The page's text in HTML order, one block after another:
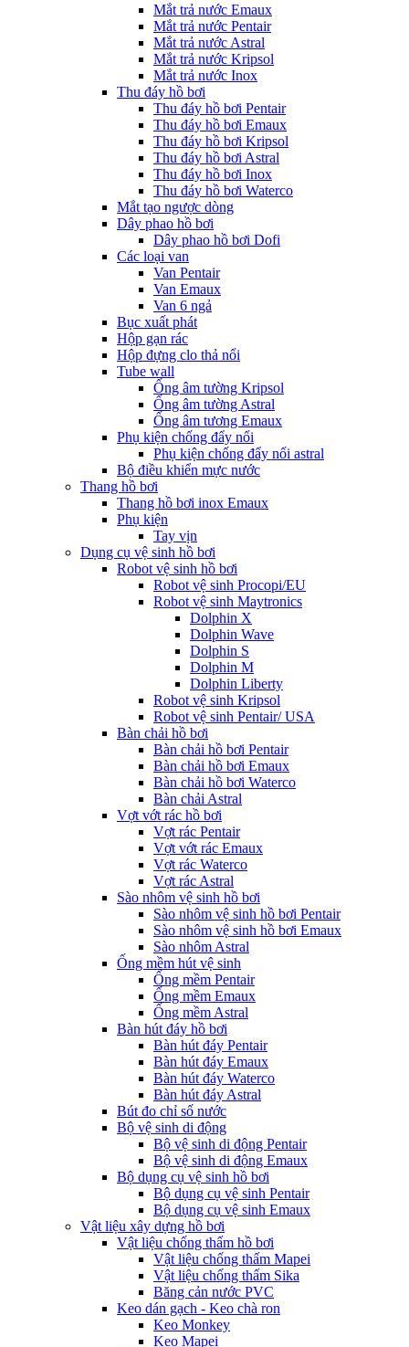
Mắt trả nước Emaux
Mắt trả nước Pentair
Mắt trả nước Astral
Mắt trả nước Kripsol
Mắt trả nước Inox
Thu đáy hồ bơi
Thu đáy hồ bơi Pentair
Thu đáy hồ bơi Emaux
Thu đáy hồ bơi Kripsol
Thu đáy hồ bơi Astral
Thu đáy hồ bơi Inox
Thu đáy hồ bơi Waterco
Mắt tạo ngược dòng
Dây phao hồ bơi
Dây phao hồ bơi Dofi
Các loại van
Van Pentair
Van Emaux
Van 6 ngả
Bục xuất phát
Hộp gạn rác
Hộp đựng clo thả nổi
Tube wall
Ống âm tường Kripsol
Ống âm tường Astral
Ống âm tương Emaux
Phụ kiện chống đẩy nổi
Phụ kiện chống đẩy nổi astral
Bộ điều khiển mực nước
Thang hồ bơi
Thang hồ bơi inox Emaux
Phụ kiện
Tay vịn
Dụng cụ vệ sinh hồ bơi
Robot vệ sinh hồ bơi
Robot vệ sinh Procopi/EU
Robot vệ sinh Maytronics
Dolphin X
Dolphin Wave
Dolphin S
Dolphin M
Dolphin Liberty
Robot vệ sinh Kripsol
Robot vệ sinh Pentair/ USA
Bàn chải hồ bơi
Bàn chải hồ bơi Pentair
Bàn chải hồ bơi Emaux
Bàn chải hồ bơi Waterco
Bàn chải Astral
Vợt vớt rác hồ bơi
Vợt rác Pentair
Vợt vớt rác Emaux
Vợt rác Waterco
Vợt rác Astral
Sào nhôm vệ sinh hồ bơi
Sào nhôm vệ sinh hồ bơi Pentair
Sào nhôm vệ sinh hồ bơi Emaux
Sào nhôm Astral
Ống mềm hút vệ sinh
Ống mềm Pentair
Ống mềm Emaux
Ống mềm Astral
Bàn hút đáy hồ bơi
Bàn hút đáy Pentair
Bàn hút đáy Emaux
Bàn hút đáy Waterco
Bàn hút đáy Astral
Bút đo chỉ số nước
Bộ vệ sinh di động
Bộ vệ sinh di động Pentair
Bộ vệ sinh di động Emaux
Bộ dụng cụ vệ sinh hồ bơi
Bộ dụng cụ vệ sinh Pentair
Bộ dụng cụ vệ sinh Emaux
Vật liệu xây dựng hồ bơi
Vật liệu chống thấm hồ bơi
Vật liệu chống thấm Mapei
Vật liệu chống thấm Sika
Băng cản nước PVC
Keo dán gạch - Keo chà ron
Keo Monkey
Keo Mapei